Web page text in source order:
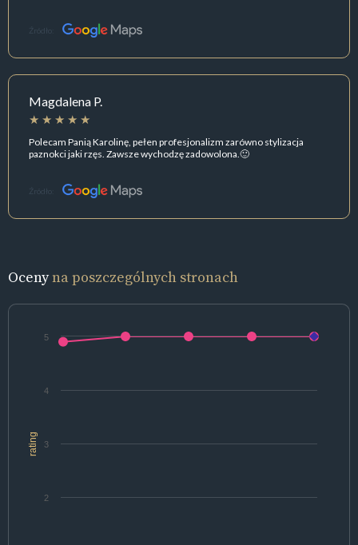
Źródło:
Magdalena P.
Polecam Panią Karolinę, pełen profesjonalizm zarówno stylizacja
paznokci jaki rzęs. Zawsze wychodzę zadowolona.🙂
Źródło:
Ocenyna poszczególnych stronach
rating
2
3
4
5